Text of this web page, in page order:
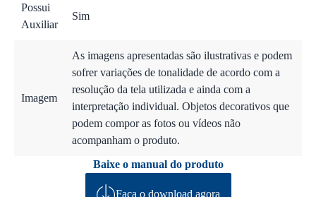
Possui
Auxiliar
Sim
Imagem
As imagens apresentadas são ilustrativas e podem
sofrer variações de tonalidade de acordo com a
resolução da tela utilizada e ainda com a
interpretação individual. Objetos decorativos que
podem compor as fotos ou vídeos não
acompanham o produto.
Baixe o manual do produto
Faça o download agora